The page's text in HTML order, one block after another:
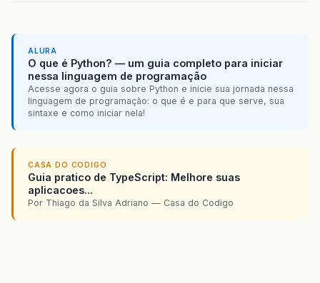
ALURA
O que é Python? — um guia completo para iniciar
nessa linguagem de programação
Acesse agora o guia sobre Python e inicie sua jornada nessa
linguagem de programação: o que é e para que serve, sua
sintaxe e como iniciar nela!
CASA DO CODIGO
Guia pratico de TypeScript: Melhore suas
aplicacoes...
Por Thiago da Silva Adriano — Casa do Codigo